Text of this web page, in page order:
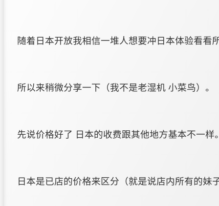
随着日本开放我相信一堆人想要冲日本体验看看
所以来稍微分享一下（我不是老湿机 小菜鸟）。
先说价格好了 日本的收费跟其他地方基本不一样
日本是已店的价格来区分（就是说店内所有的妹